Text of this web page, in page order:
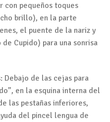
con pequeños toques
brillo), en la parte
el puente de la nariz y
Cupido) para una sonrisa
de las cejas para
en la esquina interna del
las pestañas inferiores,
del pincel lengua de